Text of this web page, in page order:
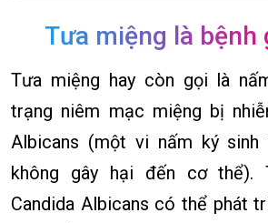
Tưa miệng là bệnh
Tưa miệng hay còn gọi là
trạng niêm mạc miệng bị
Albicans (một vi nấm ký sinh
không gây hại đến cơ thể).
Candida Albicans có thể phát